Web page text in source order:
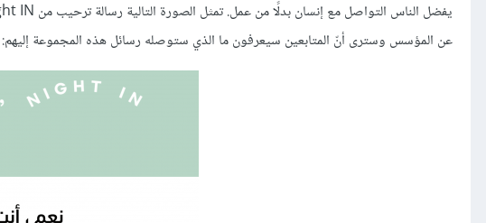
عن المؤسس وسترى أنّ المتابعين سيعرفون ما الذي ستوصله رسائل هذه المجموعة إليهم: